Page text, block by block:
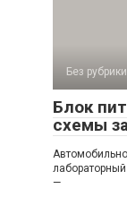
Без рубрики
Блок
схемы
—